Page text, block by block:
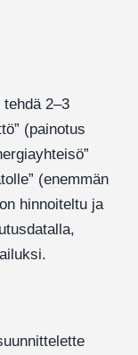
2–3
(painotus
(enemmän
hinnoiteltu ja